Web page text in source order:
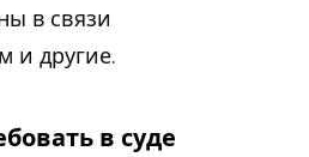
в связи
и другие.
в суде